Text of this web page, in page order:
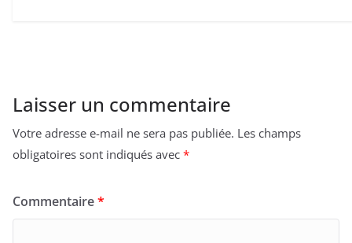
Laisser un commentaire
Votre adresse e-mail ne sera pas publiée. Les champs
obligatoires sont indiqués avec *
Commentaire*